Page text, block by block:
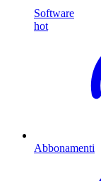
Software
hot
Abbonamenti